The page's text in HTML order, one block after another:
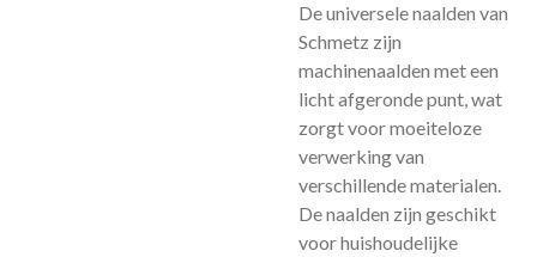
De universele naalden van
Schmetz zijn
machinenaalden met een
licht afgeronde punt, wat
zorgt voor moeiteloze
verwerking van
verschillende materialen.
De naalden zijn geschikt
voor huishoudelijke